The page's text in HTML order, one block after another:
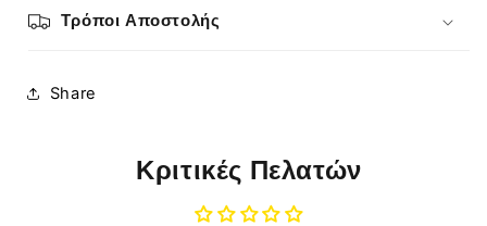
Τρόποι Αποστολής
Share
Κριτικές Πελατών